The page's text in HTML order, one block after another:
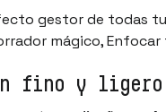
gestor de todas
mágico,
fino y ligero